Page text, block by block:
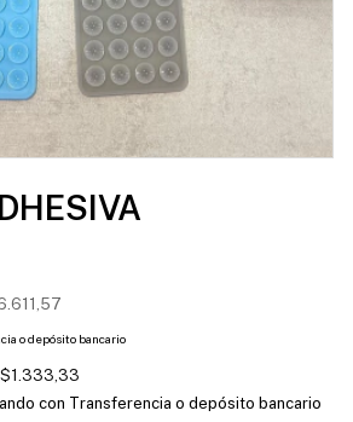
o depósito bancario
$1.333,33
con Transferencia o depósito bancario